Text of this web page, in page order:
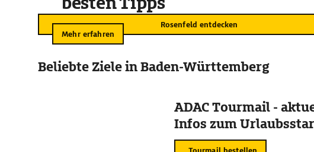
Rosenfeld entdecken
Mehr erfahren
Beliebte Ziele in Baden-Württemberg
ADAC Tourmail -
Infos zum